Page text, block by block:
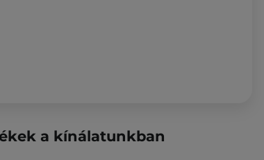
a kínálatunkban